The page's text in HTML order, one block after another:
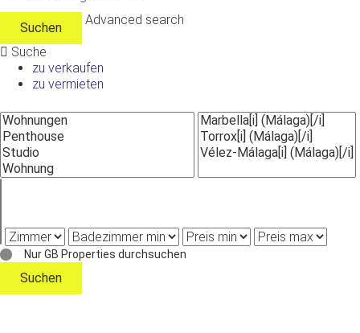
Advanced search
Suche
zu verkaufen
zu vermieten
Nur GB Properties durchsuchen